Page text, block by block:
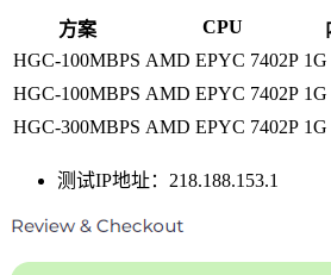
方案 CPU
HGC-100MBPS AMD EPYC 7402P
HGC-100MBPS AMD EPYC 7402P
HGC-300MBPS AMD EPYC 7402P
测试IP地址：218.188.153.1